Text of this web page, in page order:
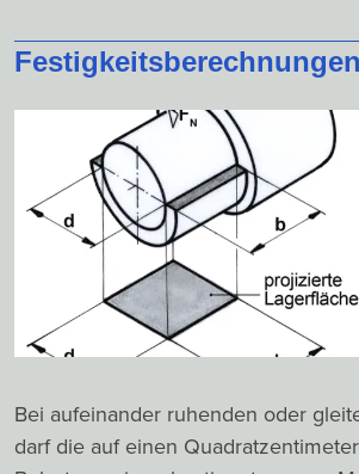
Bei aufeinander ruhenden oder
darf die auf einen